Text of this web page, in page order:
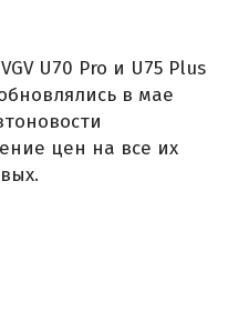
U70 Pro и U75 Plus
в мае
цен на все их